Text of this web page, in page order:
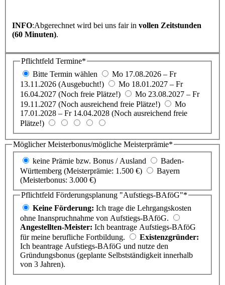
INFO:Abgerechnet wird bei uns fair in vollen Zeitstunden
(60 Minuten).
Pflichtfeld Termine*
Bitte Termin wählen
Mo 17.08.2026 – Fr
13.11.2026 (Ausgebucht!)
Mo 18.01.2027 – Fr
16.04.2027 (Noch freie Plätze!)
Mo 23.08.2027 – Fr
19.11.2027 (Noch ausreichend freie Plätze!)
Mo
17.01.2028 – Fr 14.04.2028 (Noch ausreichend freie
Plätze!)
Möglicher Meisterbonus/mögliche Meisterprämie*
keine Prämie bzw. Bonus / Ausland
Baden-
Württemberg (Meisterprämie: 1.500 €)
Bayern
(Meisterbonus: 3.000 €)
Pflichtfeld Förderungsplanung "Aufstiegs-BAföG"*
Keine Förderung: Ich trage die Lehrgangskosten
ohne Inanspruchnahme von Aufstiegs-BAföG.
Angestellten-Meister: Ich beantrage Aufstiegs-BAföG
für meine berufliche Fortbildung.
Existenzgründer:
Ich beantrage Aufstiegs-BAföG und nutze den
Gründungsbonus (geplante Selbstständigkeit innerhalb
von 3 Jahren).